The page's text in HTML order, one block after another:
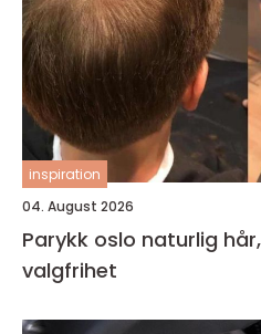
inspiration
04. August 2026
Parykk oslo naturlig hår, trygghet og
valgfrihet